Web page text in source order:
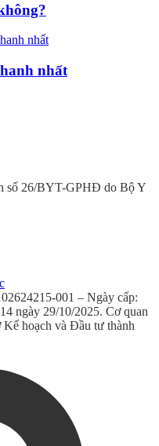
nhất
số 26/BYT-GPHĐ do Bộ Y
001 – Ngày cấp:
ngày 29/10/2025. Cơ quan
hoạch và Đầu tư thành